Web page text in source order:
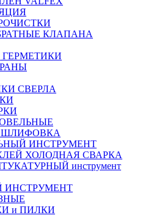
КЛАПАНА
СВЕРЛА
ШЛИФОВКА
ИНСТРУМЕНТ
ХОЛОДНАЯ СВАРКА
инструмент
ИНСТРУМЕНТ
и ПИЛКИ